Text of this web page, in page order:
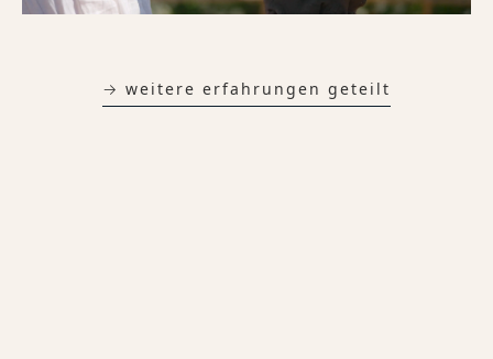
→ weitere erfahrungen geteilt